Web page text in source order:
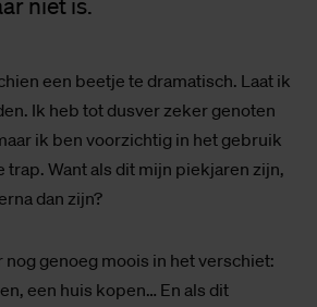
een beetje te dramatisch. Laat ik
Ik heb tot dusver zeker genoten
ik ben voorzichtig in het gebruik
trap. Want als dit mijn piekjaren zijn,
dan zijn?
nog genoeg moois in het verschiet:
een huis kopen… En als dit